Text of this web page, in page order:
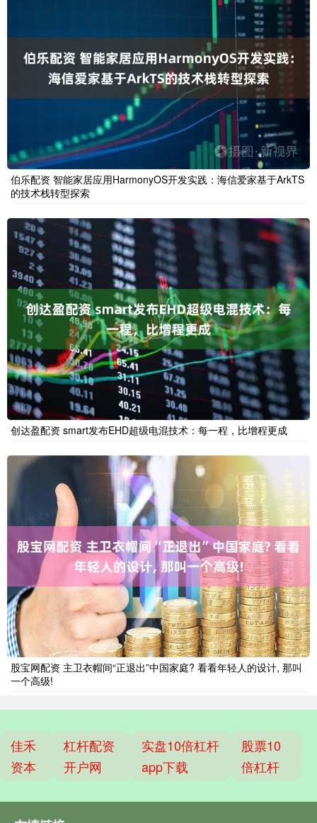
伯乐配资 智能家居应用HarmonyOS开发实践：海信爱家基于ArkTS
的技术栈转型探索
创达盈配资 smart发布EHD超级电混技术：每一程，比增程更成
股宝网配资 主卫衣帽间“正退出”中国家庭? 看看年轻人的设计, 那叫
一个高级!
佳禾
资本
杠杆配资
开户网
实盘10倍杠杆
app下载
股票10
倍杠杆